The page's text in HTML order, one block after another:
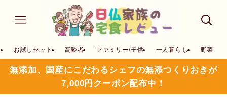
お試しセット 高齢者 ファミリー/子供 一人暮らし 野菜
無添加、国産にこだわるシェフの無添つくりおきが
7,000円クーポン配布中！